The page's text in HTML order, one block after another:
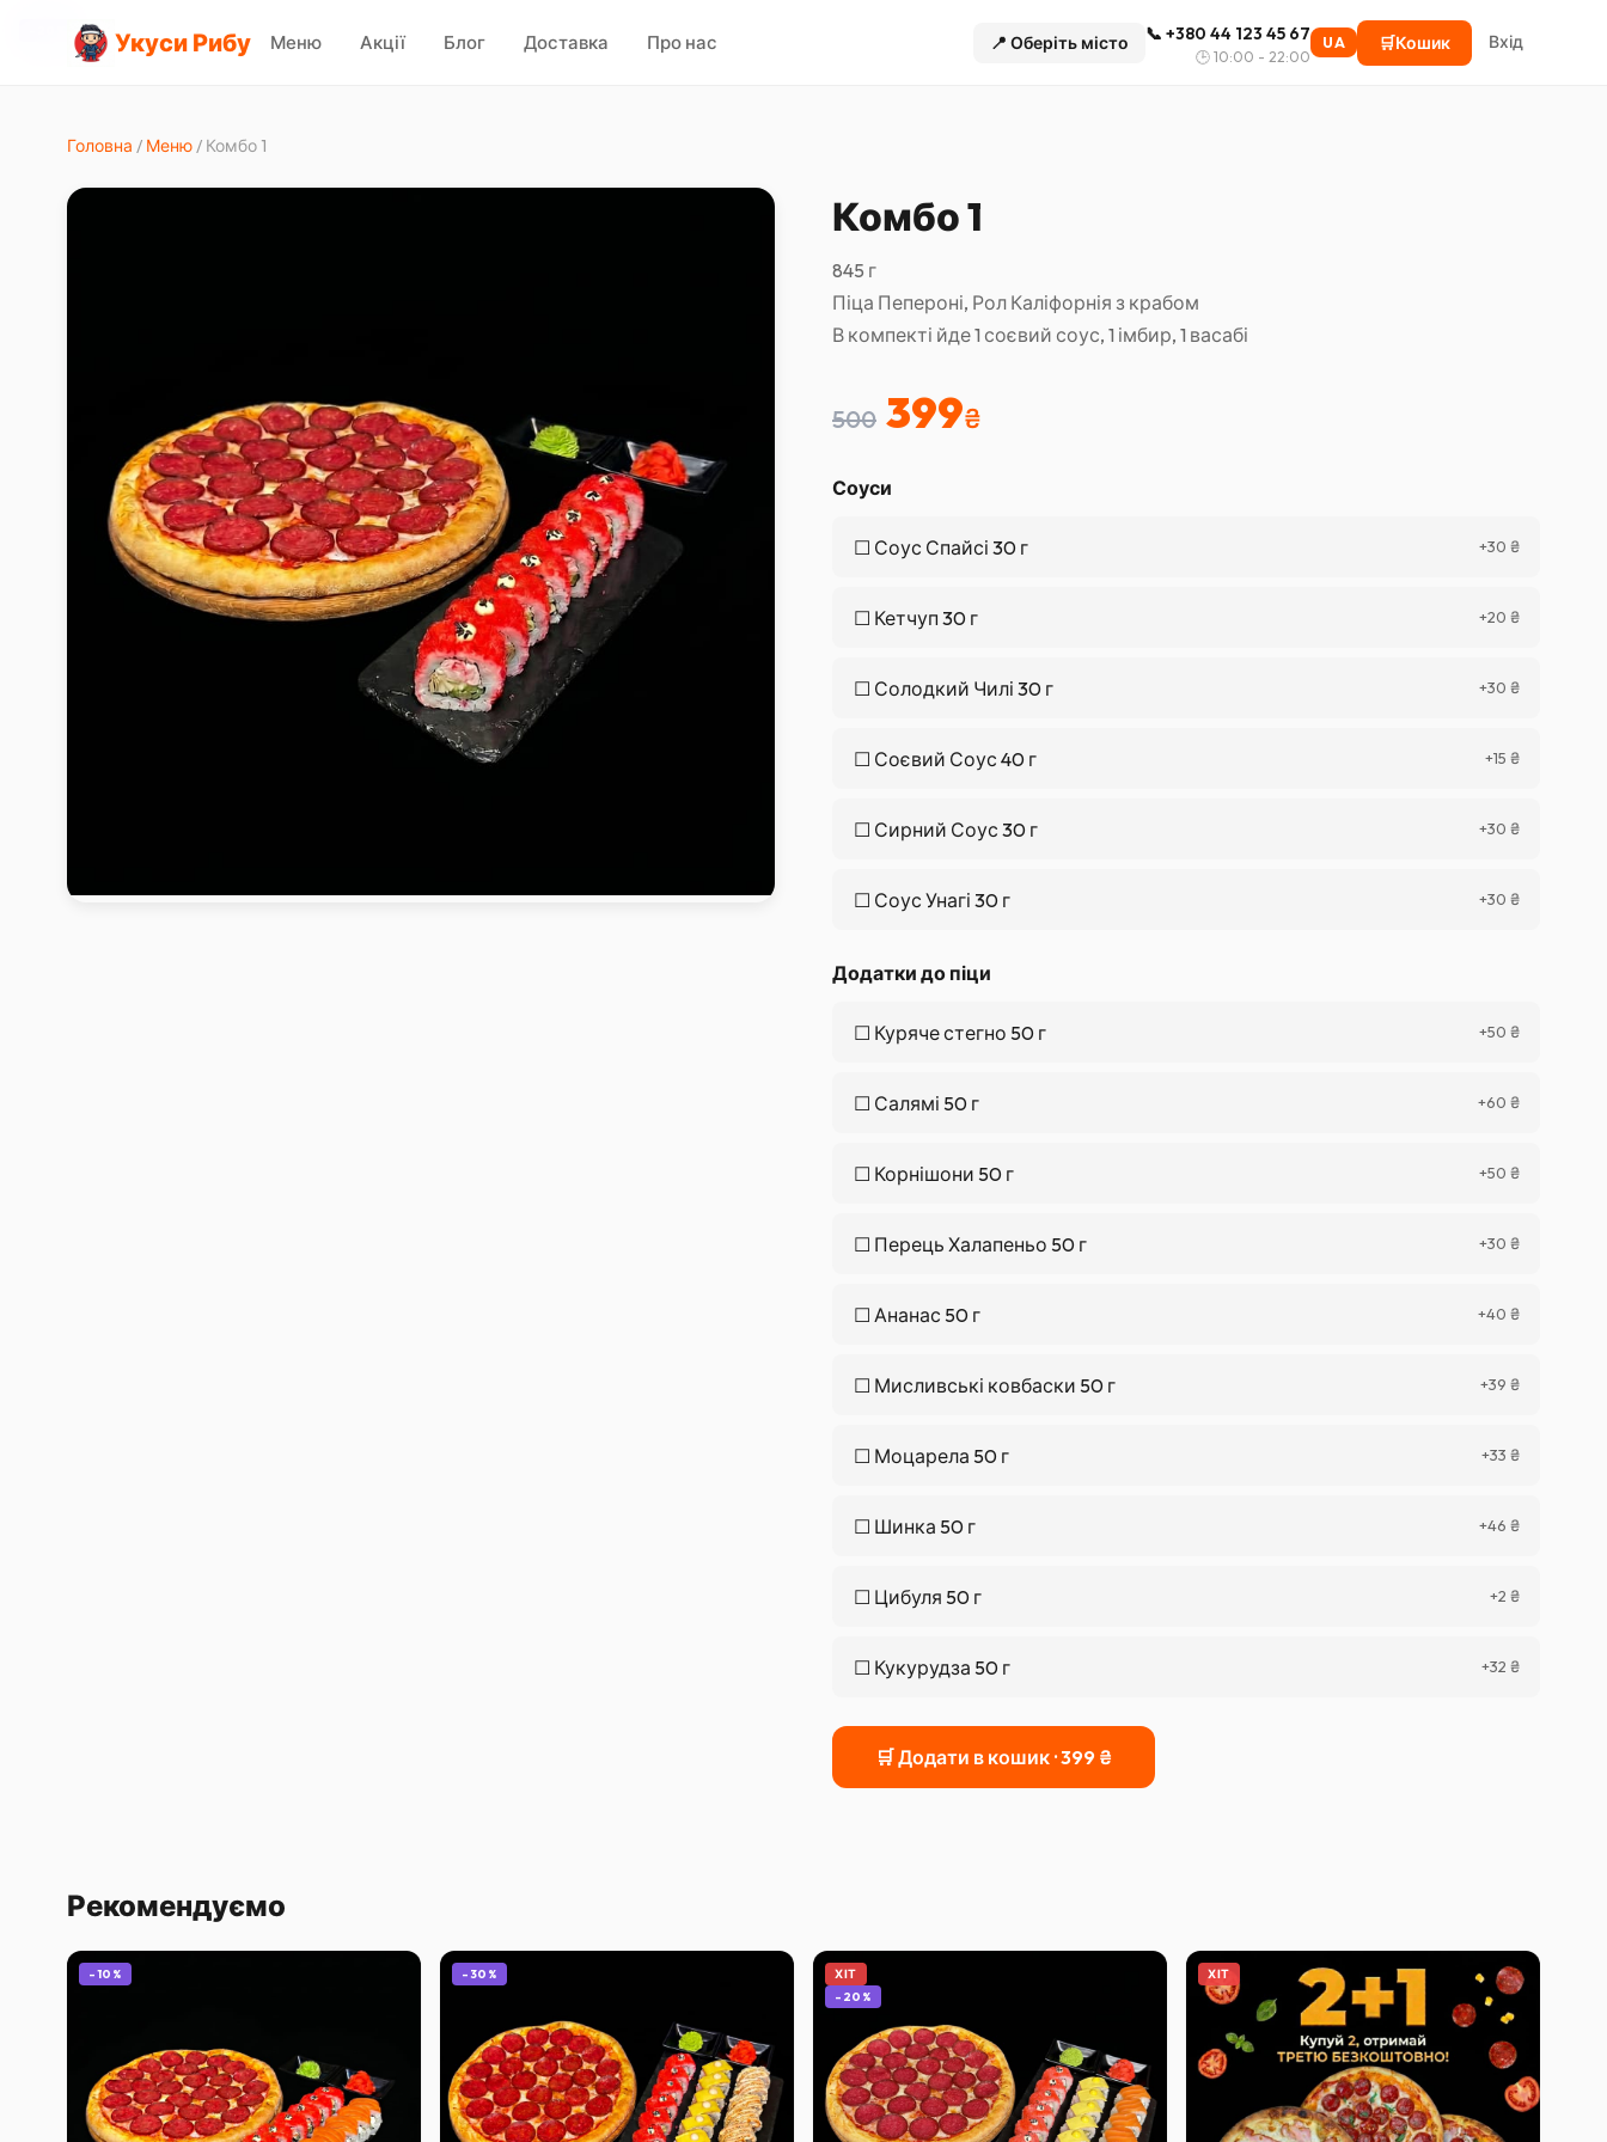
Укуси Рибу Меню Акції Блог Доставка Про нас 📍 Оберіть місто 📞 +380 44 123 45 67
🕒 10:00 - 22:00
UA 🛒Кошик Вхід
Головна / Меню/ Комбо 1
Комбо 1
845 г
Піца Пепероні, Рол Каліфорнія з крабом
В компекті йде 1 соєвий соус, 1 імбир, 1 васабі
500 399₴
Соуси
☐ Соус Спайсі 30 г +30 ₴
☐ Кетчуп 30 г +20 ₴
☐ Солодкий Чилі 30 г +30 ₴
☐ Соєвий Соус 40 г +15 ₴
☐ Сирний Соус 30 г +30 ₴
☐ Соус Унагі 30 г +30 ₴
Додатки до піци
☐ Куряче стегно 50 г +50 ₴
☐ Салямі 50 г +60 ₴
☐ Корнішони 50 г +50 ₴
☐ Перець Халапеньо 50 г +30 ₴
☐ Ананас 50 г +40 ₴
☐ Мисливські ковбаски 50 г +39 ₴
☐ Моцарела 50 г +33 ₴
☐ Шинка 50 г +46 ₴
☐ Цибуля 50 г +2 ₴
☐ Кукурудза 50 г +32 ₴
🛒 Додати в кошик ·399 ₴
Рекомендуємо
-10 % - 30 %
ХІТ
- 20 %
ХІТ